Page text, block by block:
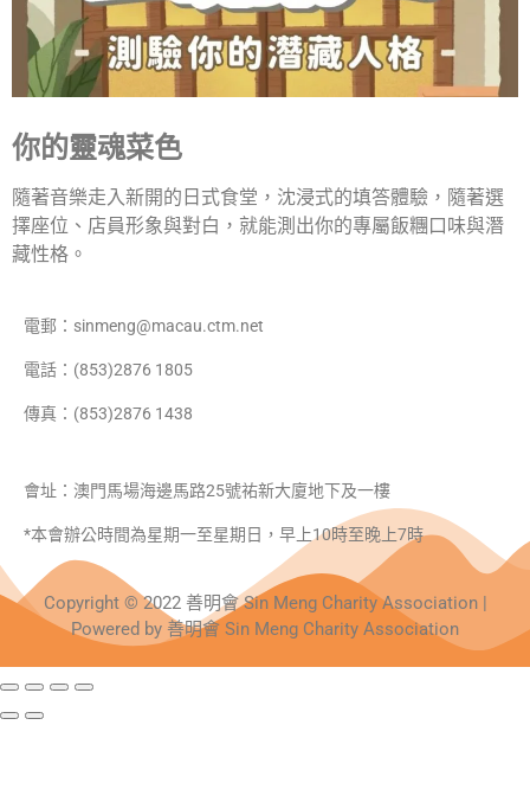
你的靈魂菜色
隨著音樂走入新開的日式食堂，沈浸式的填答體驗，隨著選
擇座位、店員形象與對白，就能測出你的專屬飯糰口味與潛
藏性格。
電郵：sinmeng@macau.ctm.net
電話：(853)2876 1805
傳真：(853)2876 1438
會址：澳門馬場海邊馬路25號祐新大廈地下及一樓
*本會辦公時間為星期一至星期日，早上10時至晚上7時
Copyright © 2022 善明會 Sin Meng Charity Association |
Powered by 善明會 Sin Meng Charity Association